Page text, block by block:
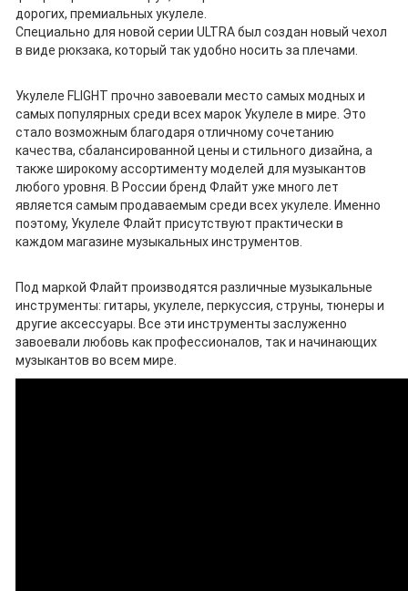
дорогих, премиальных укулеле.
Специально для новой серии ULTRA был создан новый чехол
в виде рюкзака, который так удобно носить за плечами.
Укулеле FLIGHT прочно завоевали место самых модных и
самых популярных среди всех марок Укулеле в мире. Это
стало возможным благодаря отличному сочетанию
качества, сбалансированной цены и стильного дизайна, а
также широкому ассортименту моделей для музыкантов
любого уровня. В России бренд Флайт уже много лет
является самым продаваемым среди всех укулеле. Именно
поэтому, Укулеле Флайт присутствуют практически в
каждом магазине музыкальных инструментов.
Под маркой Флайт производятся различные музыкальные
инструменты: гитары, укулеле, перкуссия, струны, тюнеры и
другие аксессуары. Все эти инструменты заслуженно
завоевали любовь как профессионалов, так и начинающих
музыкантов во всем мире.